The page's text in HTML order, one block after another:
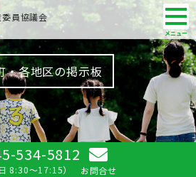
員協議会
・各地区の掲示板
534-5812
8:30～17:15） お問合せ